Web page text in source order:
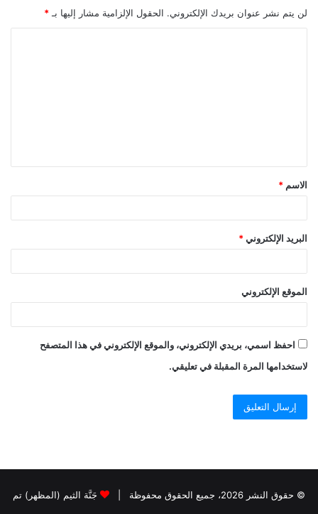
لن يتم نشر عنوان بريدك الإلكتروني. الحقول الإلزامية مشار إليها بـ *
الاسم *
البريد الإلكتروني *
الموقع الإلكتروني
احفظ اسمي، بريدي الإلكتروني، والموقع الإلكتروني في هذا المتصفح
لاستخدامها المرة المقبلة في تعليقي.
© حقوق النشر 2026، جميع الحقوق محفوظة |
جَنَّة الثيم (المظهر) تم